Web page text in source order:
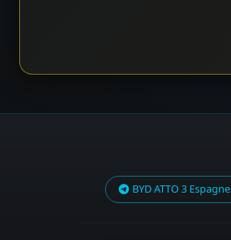
BYD ATTO 3 Espagne